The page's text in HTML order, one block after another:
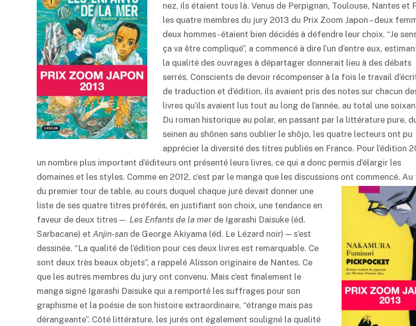
nez, ils étaient tous là. Venus de Perpignan, Toulouse, Nantes et
les quatre membres du jury 2013 du Prix Zoom Japon – deux
deux hommes - étaient bien décidés à défendre leur choix. “Je
ça va être compliqué”, a commencé à dire l’un d’entre eux,
la qualité des ouvrages à départager donnerait lieu à des débats
serrés. Conscients de devoir récompenser à la fois le travail
de traduction et d’édition, ils avaient pris des notes sur chacun
livres qu’ils avaient lus tout au long de l’année, au total une
Du roman historique au polar, en passant par la littérature pure,
seinen au shônen sans oublier le shôjo, les quatre lecteurs ont pu
apprécier la diversité des titres publiés en France. Pour l’édition
un nombre plus important d’éditeurs ont présenté leurs livres, ce qui a donc permis d’élargir les
domaines et les styles. Comme en 2012, c’est par le manga que les discussions ont commencé. Au
du premier tour de table, au cours duquel chaque juré devait donner une
liste de ses quatre titres préférés, en justifiant son choix, une tendance en
faveur de deux titres — Les Enfants de la merde Igarashi Daisuke (éd.
Sarbacane) et Anjin-san de George Akiyama (éd. Le Lézard noir) — s’est
dessinée. “La qualité de l’édition pour ces deux livres est remarquable. Ce
sont deux très beaux objets”, a rappelé Alisson originaire de Nantes. Ce
que les autres membres du jury ont convenu. Mais c’est finalement le
manga signé Igarashi Daisuke qui a remporté les suffrages pour son
graphisme et la poésie de son histoire extraordinaire, “étrange mais pas
dérangeante”. Côté littérature, les jurés ont également souligné la qualité